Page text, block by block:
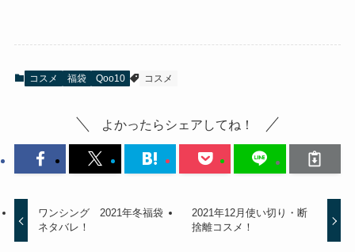
コスメ 福袋 Qoo10 コスメ
よかったらシェアしてね！
ワンシング 2021年冬福袋
ネタバレ！
2021年12月使い切り・断
捨離コスメ！